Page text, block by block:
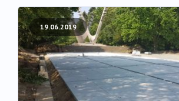
19.06.2019